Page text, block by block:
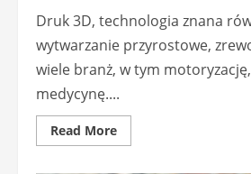
Druk 3D, technologia znana
wytwarzanie przyrostowe,
wiele branż, w tym
medycynę....
Read MoreRead
more